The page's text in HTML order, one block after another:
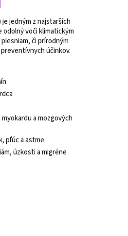
jedným z najstarších
odolný voči klimatickým
či prírodným
účinkov.
a mozgových
pľúc a astme
úzkosti a migréne